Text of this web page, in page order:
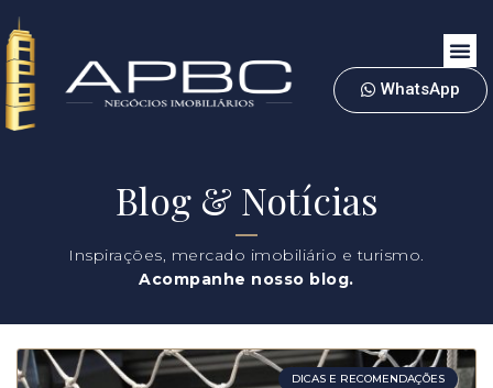
WhatsApp
Blog & Notícias
Inspirações, mercado imobiliário e turismo.
Acompanhe nosso blog.
DICAS E RECOMENDAÇÕES